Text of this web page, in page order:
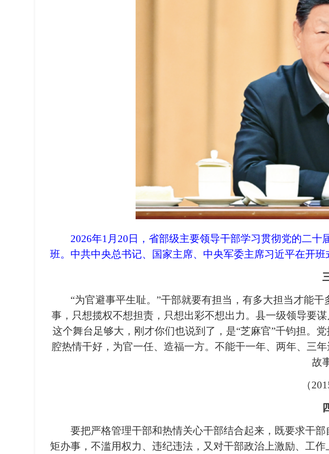
2026年1月20日，省部级主要领导干部学习贯彻党的二
班。中共中央总书记、国家主席、中央军委主席习近平在开
“为官避事平生耻。”干部就要有担当，有多大担当才能干
事，只想揽权不想担责，只想出彩不想出力。县一级领导要
这个舞台足够大，刚才你们也说到了，是“芝麻官”千钧担。
腔热情干好，为官一任、造福一方。不能干一年、两年、三
故
（
要把严格管理干部和热情关心干部结合起来，既要求干
矩办事，不滥用权力、违纪违法，又对干部政治上激励、工